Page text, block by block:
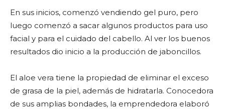
En sus inicios, comenzó vendiendo gel puro, pero
luego comenzó a sacar algunos productos para uso
facial y para el cuidado del cabello. Al ver los buenos
resultados dio inicio a la producción de jaboncillos.
El aloe vera tiene la propiedad de eliminar el exceso
de grasa de la piel, además de hidratarla. Conocedora
de sus amplias bondades, la emprendedora elaboró